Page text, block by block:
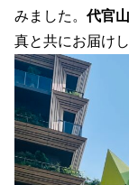
みました。代官
真と共にお届けし